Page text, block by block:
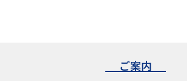
ご案内